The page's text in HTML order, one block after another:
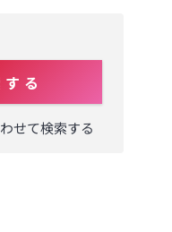
す る
せて検索する